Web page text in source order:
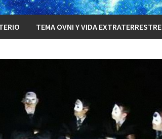
TEMA OVNI Y VIDA EXTRATERRESTRE